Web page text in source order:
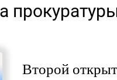
Второй